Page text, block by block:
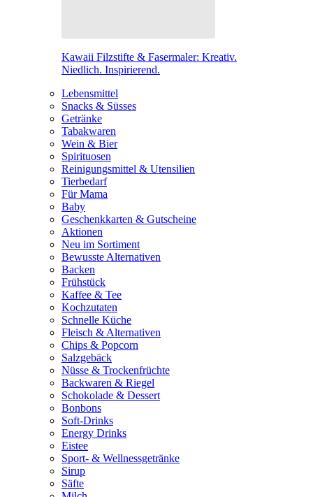
Kawaii Filzstifte & Fasermaler: Kreativ.
Niedlich. Inspirierend.
Lebensmittel
Snacks & Süsses
Getränke
Tabakwaren
Wein & Bier
Spirituosen
Reinigungsmittel & Utensilien
Tierbedarf
Für Mama
Baby
Geschenkkarten & Gutscheine
Aktionen
Neu im Sortiment
Bewusste Alternativen
Backen
Frühstück
Kaffee & Tee
Kochzutaten
Schnelle Küche
Fleisch & Alternativen
Chips & Popcorn
Salzgebäck
Nüsse & Trockenfrüchte
Backwaren & Riegel
Schokolade & Dessert
Bonbons
Soft-Drinks
Energy Drinks
Eistee
Sport- & Wellnessgetränke
Sirup
Säfte